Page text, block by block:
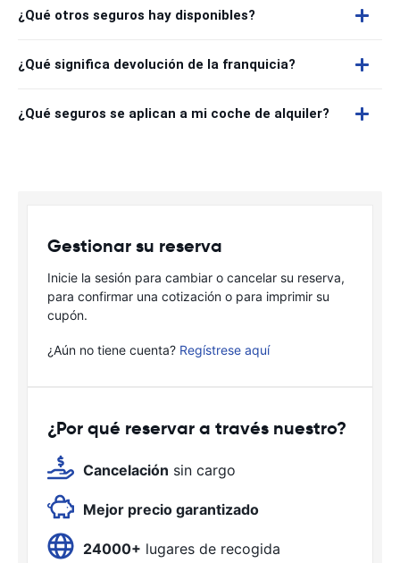
¿Qué otros seguros hay disponibles?
¿Qué significa devolución de la franquicia?
¿Qué seguros se aplican a mi coche de alquiler?
Gestionar su reserva
Inicie la sesión para cambiar o cancelar su reserva,
para confirmar una cotización o para imprimir su
cupón.
¿Aún no tiene cuenta? Regístrese aquí
¿Por qué reservar a través nuestro?
Cancelación sin cargo
Mejor precio garantizado
24000+ lugares de recogida